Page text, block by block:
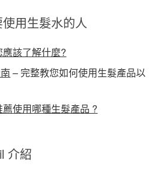
用生髮水的人
該了解什麼?
– 完整教您如何使用生髮產品以
使用哪種生髮產品 ?
介紹